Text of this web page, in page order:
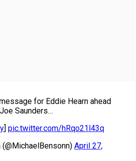
for Eddie Hearn ahead
Saunders…
pic.twitter.com/hRqo21l43q
April 27,